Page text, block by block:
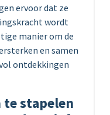
ervoor dat ze
wordt
manier om de
en samen
ontdekkingen
stapelen